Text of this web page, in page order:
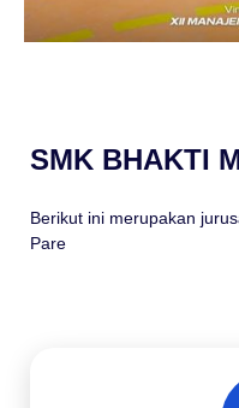
SMK BHAKTI
Berikut ini merupakan
Pare